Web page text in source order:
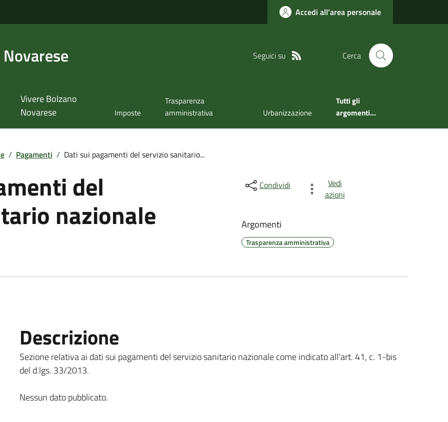
Accedi all'area personale
Seguici su Cerca
Vivere Bolzano
Novarese
Imposte
Trasparenza
amministrativa
Urbanizzazione
Tutti gli
argomenti...
/ Pagamenti / Dati sui pagamenti del servizio sanitario...
del
nazionale
Condividi
Vedi
azioni
Argomenti
Trasparenza amministrativa
Descrizione
Sezione relativa ai dati sui pagamenti del servizio sanitario nazionale come indicato all'art. 41, c. 1-bis
del d.lgs. 33/2013.
Nessun dato pubblicato.